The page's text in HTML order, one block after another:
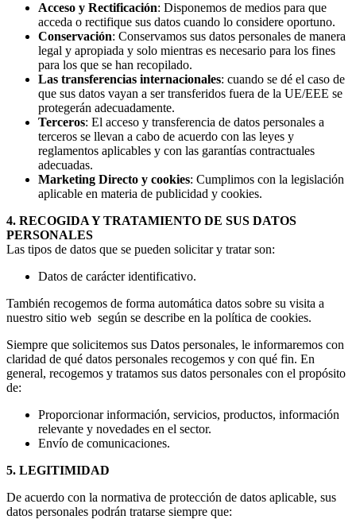
Acceso y Rectificación: Disponemos de medios para que
acceda o rectifique sus datos cuando lo considere oportuno.
Conservación: Conservamos sus datos personales de manera
legal y apropiada y solo mientras es necesario para los fines
para los que se han recopilado.
Las transferencias internacionales: cuando se dé el caso de
que sus datos vayan a ser transferidos fuera de la UE/EEE se
protegerán adecuadamente.
Terceros: El acceso y transferencia de datos personales a
terceros se llevan a cabo de acuerdo con las leyes y
reglamentos aplicables y con las garantías contractuales
adecuadas.
Marketing Directo y cookies: Cumplimos con la legislación
aplicable en materia de publicidad y cookies.
4. RECOGIDA Y TRATAMIENTO DE SUS DATOS
PERSONALES
Las tipos de datos que se pueden solicitar y tratar son:
Datos de carácter identificativo.
También recogemos de forma automática datos sobre su visita a
nuestro sitio web según se describe en la política de cookies.
Siempre que solicitemos sus Datos personales, le informaremos con
claridad de qué datos personales recogemos y con qué fin. En
general, recogemos y tratamos sus datos personales con el propósito
de:
Proporcionar información, servicios, productos, información
relevante y novedades en el sector.
Envío de comunicaciones.
5. LEGITIMIDAD
De acuerdo con la normativa de protección de datos aplicable, sus
datos personales podrán tratarse siempre que: